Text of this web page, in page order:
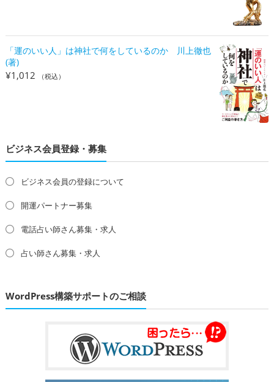
「運のいい人」は神社で何をしているのか 川上徹也
(著)
¥1,012 （税込）
ビジネス会員登録・募集
ビジネス会員の登録について
開運パートナー募集
電話占い師さん募集・求人
占い師さん募集・求人
WordPress構築サポートのご相談